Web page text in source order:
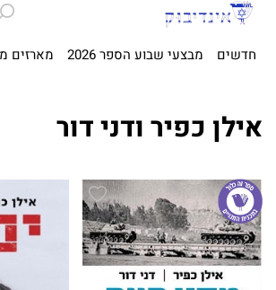
חדשים מבצעי שבוע הספר 2026 מארזים
אילן כפיר ודני דור